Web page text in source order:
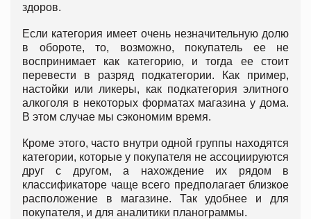
здоров.
Если категория имеет очень незначительную долю
в обороте, то, возможно, покупатель ее не
воспринимает как категорию, и тогда ее стоит
перевести в разряд подкатегории. Как пример,
настойки или ликеры, как подкатегория элитного
алкоголя в некоторых форматах магазина у дома.
В этом случае мы сэкономим время.
Кроме этого, часто внутри одной группы находятся
категории, которые у покупателя не ассоциируются
друг с другом, а нахождение их рядом в
классификаторе чаще всего предполагает близкое
расположение в магазине. Так удобнее и для
покупателя, и для аналитики планограммы.